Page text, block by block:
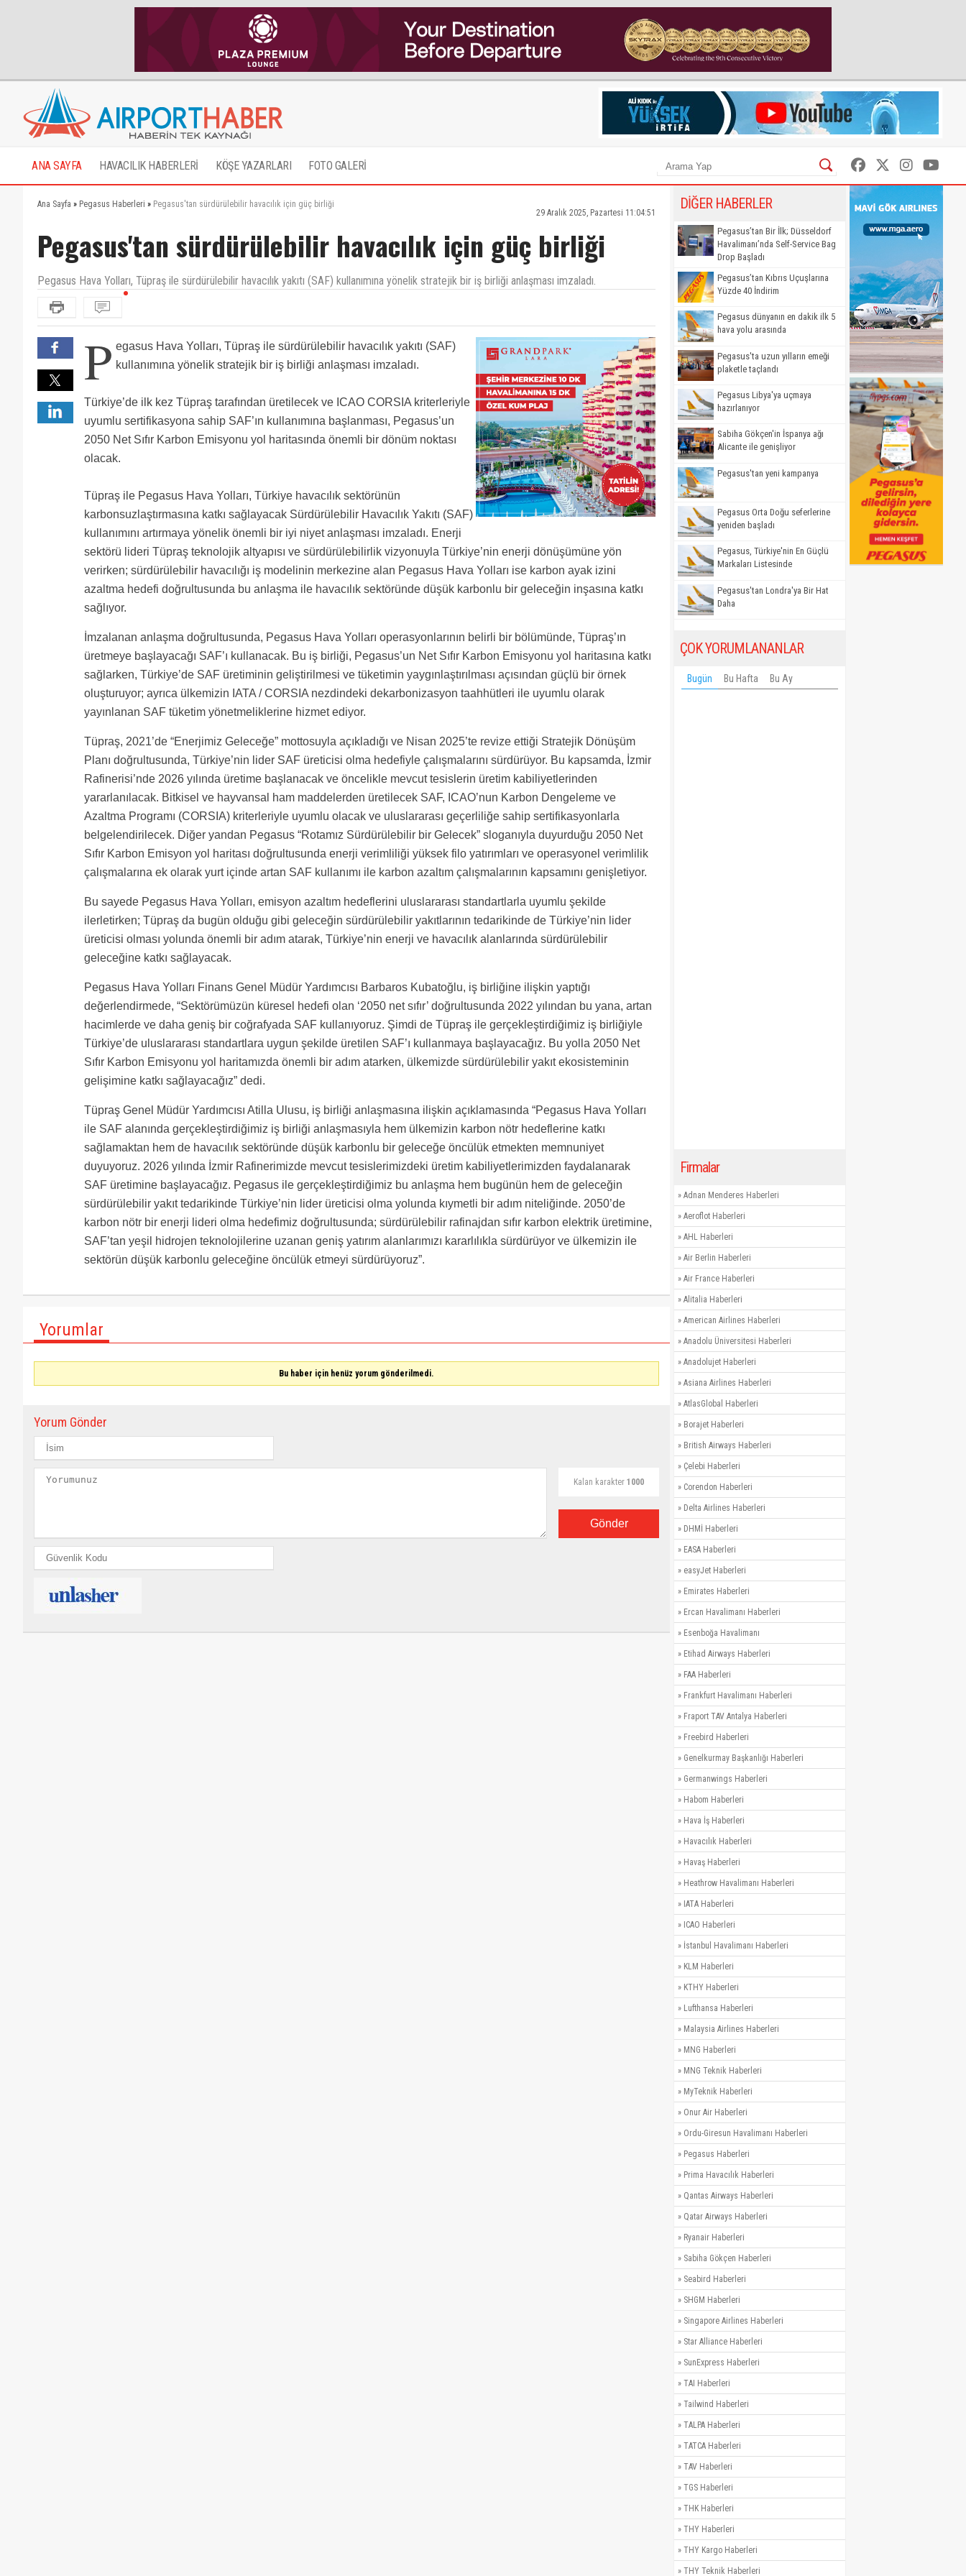
ANA SAYFA HAVACILIK HABERLERİ KÖŞE YAZARLARI FOTO GALERİ
Ana Sayfa » Pegasus Haberleri » Pegasus'tan sürdürülebilir havacılık için güç birliği
29 Aralık 2025, Pazartesi 11:04:51
Pegasus'tan sürdürülebilir havacılık için güç birliği
Pegasus Hava Yolları, Tüpraş ile sürdürülebilir havacılık yakıtı (SAF) kullanımına yönelik stratejik bir iş birliği anlaşması imzaladı.
P egasus Hava Yolları, Tüpraş ile sürdürülebilir havacılık yakıtı (SAF)
kullanımına yönelik stratejik bir iş birliği anlaşması imzaladı.
Türkiye’de ilk kez Tüpraş tarafından üretilecek ve ICAO CORSIA kriterleriyle
uyumlu sertifikasyona sahip SAF’ın kullanımına başlanması, Pegasus’un
2050 Net Sıfır Karbon Emisyonu yol haritasında önemli bir dönüm noktası
olacak.
Tüpraş ile Pegasus Hava Yolları, Türkiye havacılık sektörünün
karbonsuzlaştırmasına katkı sağlayacak Sürdürülebilir Havacılık Yakıtı (SAF)
kullanımını artırmaya yönelik önemli bir iyi niyet anlaşması imzaladı. Enerji
sektörü lideri Tüpraş teknolojik altyapısı ve sürdürülebilirlik vizyonuyla Türkiye’nin enerji dönüşümüne yön
verirken; sürdürülebilir havacılığı iş modelinin merkezine alan Pegasus Hava Yolları ise karbon ayak izini
azaltma hedefi doğrultusunda bu anlaşma ile havacılık sektöründe düşük karbonlu bir geleceğin inşasına katkı
sağlıyor.
İmzalanan anlaşma doğrultusunda, Pegasus Hava Yolları operasyonlarının belirli bir bölümünde, Tüpraş’ın
üretmeye başlayacağı SAF’ı kullanacak. Bu iş birliği, Pegasus’un Net Sıfır Karbon Emisyonu yol haritasına katkı
sağlarken, Türkiye’de SAF üretiminin geliştirilmesi ve tüketimin yaygınlaştırılması açısından güçlü bir örnek
oluşturuyor; ayrıca ülkemizin IATA / CORSIA nezdindeki dekarbonizasyon taahhütleri ile uyumlu olarak
yayınlanan SAF tüketim yönetmeliklerine hizmet ediyor.
Tüpraş, 2021’de “Enerjimiz Geleceğe” mottosuyla açıkladığı ve Nisan 2025’te revize ettiği Stratejik Dönüşüm
Planı doğrultusunda, Türkiye’nin lider SAF üreticisi olma hedefiyle çalışmalarını sürdürüyor. Bu kapsamda, İzmir
Rafinerisi’nde 2026 yılında üretime başlanacak ve öncelikle mevcut tesislerin üretim kabiliyetlerinden
yararlanılacak. Bitkisel ve hayvansal ham maddelerden üretilecek SAF, ICAO’nun Karbon Dengeleme ve
Azaltma Programı (CORSIA) kriterleriyle uyumlu olacak ve uluslararası geçerliliğe sahip sertifikasyonlarla
belgelendirilecek. Diğer yandan Pegasus “Rotamız Sürdürülebilir bir Gelecek” sloganıyla duyurduğu 2050 Net
Sıfır Karbon Emisyon yol haritası doğrultusunda enerji verimliliği yüksek filo yatırımları ve operasyonel verimlilik
çalışmalarına ek olarak yurt içinde artan SAF kullanımı ile karbon azaltım çalışmalarının kapsamını genişletiyor.
Bu sayede Pegasus Hava Yolları, emisyon azaltım hedeflerini uluslararası standartlarla uyumlu şekilde
ilerletirken; Tüpraş da bugün olduğu gibi geleceğin sürdürülebilir yakıtlarının tedarikinde de Türkiye’nin lider
üreticisi olması yolunda önemli bir adım atarak, Türkiye’nin enerji ve havacılık alanlarında sürdürülebilir
geleceğine katkı sağlayacak.
Pegasus Hava Yolları Finans Genel Müdür Yardımcısı Barbaros Kubatoğlu, iş birliğine ilişkin yaptığı
değerlendirmede, “Sektörümüzün küresel hedefi olan ‘2050 net sıfır’ doğrultusunda 2022 yılından bu yana, artan
hacimlerde ve daha geniş bir coğrafyada SAF kullanıyoruz. Şimdi de Tüpraş ile gerçekleştirdiğimiz iş birliğiyle
Türkiye’de uluslararası standartlara uygun şekilde üretilen SAF’ı kullanmaya başlayacağız. Bu yolla 2050 Net
Sıfır Karbon Emisyonu yol haritamızda önemli bir adım atarken, ülkemizde sürdürülebilir yakıt ekosisteminin
gelişimine katkı sağlayacağız” dedi.
Tüpraş Genel Müdür Yardımcısı Atilla Ulusu, iş birliği anlaşmasına ilişkin açıklamasında “Pegasus Hava Yolları
ile SAF alanında gerçekleştirdiğimiz iş birliği anlaşmasıyla hem ülkemizin karbon nötr hedeflerine katkı
sağlamaktan hem de havacılık sektöründe düşük karbonlu bir geleceğe öncülük etmekten memnuniyet
duyuyoruz. 2026 yılında İzmir Rafinerimizde mevcut tesislerimizdeki üretim kabiliyetlerimizden faydalanarak
SAF üretimine başlayacağız. Pegasus ile gerçekleştirdiğimiz bu anlaşma hem bugünün hem de geleceğin
sürdürülebilir yakıt tedarikinde Türkiye’nin lider üreticisi olma yolunda kıymetli bir adım niteliğinde. 2050’de
karbon nötr bir enerji lideri olma hedefimiz doğrultusunda; sürdürülebilir rafinajdan sıfır karbon elektrik üretimine,
SAF’tan yeşil hidrojen teknolojilerine uzanan geniş yatırım alanlarımızı kararlılıkla sürdürüyor ve ülkemizin ile
sektörün düşük karbonlu geleceğine öncülük etmeyi sürdürüyoruz”.
Yorumlar
Bu haber için henüz yorum gönderilmedi.
Yorum Gönder
Kalan karakter 1000
Gönder
DİĞER HABERLER
Pegasus’tan Bir İlk; Düsseldorf
Havalimanı’nda Self-Service Bag
Drop Başladı
Pegasus’tan Kıbrıs Uçuşlarına
Yüzde 40 İndirim
Pegasus dünyanın en dakik ilk 5
hava yolu arasında
Pegasus'ta uzun yılların emeği
plaketle taçlandı
Pegasus Libya'ya uçmaya
hazırlanıyor
Sabiha Gökçen'in İspanya ağı
Alicante ile genişliyor
Pegasus'tan yeni kampanya
Pegasus Orta Doğu seferlerine
yeniden başladı
Pegasus, Türkiye'nin En Güçlü
Markaları Listesinde
Pegasus'tan Londra'ya Bir Hat
Daha
ÇOK YORUMLANANLAR
Bugün Bu Hafta Bu Ay
Firmalar
» Adnan Menderes Haberleri
» Aeroflot Haberleri
» AHL Haberleri
» Air Berlin Haberleri
» Air France Haberleri
» Alitalia Haberleri
» American Airlines Haberleri
» Anadolu Üniversitesi Haberleri
» Anadolujet Haberleri
» Asiana Airlines Haberleri
» AtlasGlobal Haberleri
» Borajet Haberleri
» British Airways Haberleri
» Çelebi Haberleri
» Corendon Haberleri
» Delta Airlines Haberleri
» DHMİ Haberleri
» EASA Haberleri
» easyJet Haberleri
» Emirates Haberleri
» Ercan Havalimanı Haberleri
» Esenboğa Havalimanı
» Etihad Airways Haberleri
» FAA Haberleri
» Frankfurt Havalimanı Haberleri
» Fraport TAV Antalya Haberleri
» Freebird Haberleri
» Genelkurmay Başkanlığı Haberleri
» Germanwings Haberleri
» Habom Haberleri
» Hava İş Haberleri
» Havacılık Haberleri
» Havaş Haberleri
» Heathrow Havalimanı Haberleri
» IATA Haberleri
» ICAO Haberleri
» İstanbul Havalimanı Haberleri
» KLM Haberleri
» KTHY Haberleri
» Lufthansa Haberleri
» Malaysia Airlines Haberleri
» MNG Haberleri
» MNG Teknik Haberleri
» MyTeknik Haberleri
» Onur Air Haberleri
» Ordu-Giresun Havalimanı Haberleri
» Pegasus Haberleri
» Prima Havacılık Haberleri
» Qantas Airways Haberleri
» Qatar Airways Haberleri
» Ryanair Haberleri
» Sabiha Gökçen Haberleri
» Seabird Haberleri
» SHGM Haberleri
» Singapore Airlines Haberleri
» Star Alliance Haberleri
» SunExpress Haberleri
» TAI Haberleri
» Tailwind Haberleri
» TALPA Haberleri
» TATCA Haberleri
» TAV Haberleri
» TGS Haberleri
» THK Haberleri
» THY Haberleri
» THY Kargo Haberleri
» THY Teknik Haberleri